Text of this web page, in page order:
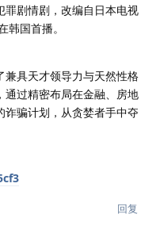
罪剧情剧，改编自日本电视
韩国首播。
兼具天才领导力与天然性格
通过精密布局在金融、房地
骗计划，从贪婪者手中夺
回复